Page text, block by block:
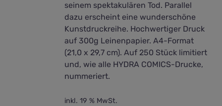
seinem spektakulären Tod. Parallel
dazu erscheint eine wunderschöne
Kunstdruckreihe. Hochwertiger Druck
auf 300g Leinenpapier. A4-Format
(21,0 x 29,7 cm). Auf 250 Stück limitiert
und, wie alle HYDRA COMICS-Drucke,
nummeriert.
inkl. 19 % MwSt.